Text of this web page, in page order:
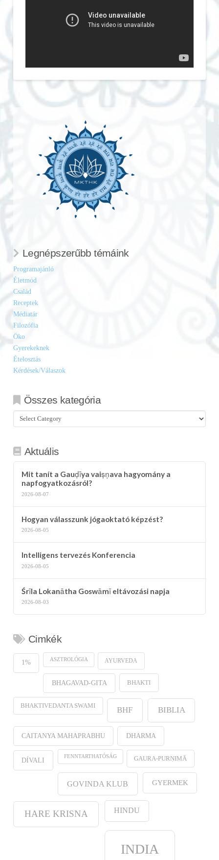
Legnépszerűbb témáink
Programajánló
Életmód
Család
Receptek
Médiatár
Filozófia
Öko
Gyerekeknek
Ételosztás
Kérdések/Válaszok
Összes kategória
Összes
kategória
Aktuális
Mit tanít a Gauḍīya vaiṣṇava hagyomány a
napfogyatkozásról?
2026-08-07
Hogyan válasszunk jógaoktató képzést?
2026-08-05
Intelligens tervezés Konferencia
2026-08-05
Śrīla Lokanātha Goswāmī eltávozási napja
2026-08-03
Cimkék
1% ASZTROLÓGIA AYURVEDA
BHAGAVAD-GITA BHAKTI
BHAKTIVEDANTA SWAMI BHF BIBLIA
CAITANYA MAHAPRABHU DHARMA
DÍVALI FENNTARTHATÓSÁG GAURA-PURṆIMĀ
GOVINDA KLUB GYERMEK
HARE KRISNA HINDU
INDIA